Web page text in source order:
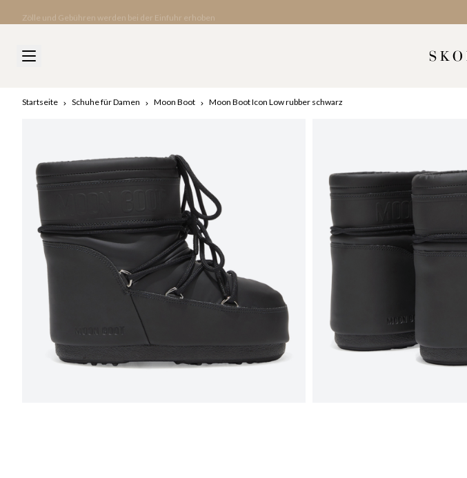
Zölle und Gebühren werden bei der Einfuhr erhoben
Startseite Schuhe für Damen Moon Boot Moon Boot Icon Low rubber schwarz